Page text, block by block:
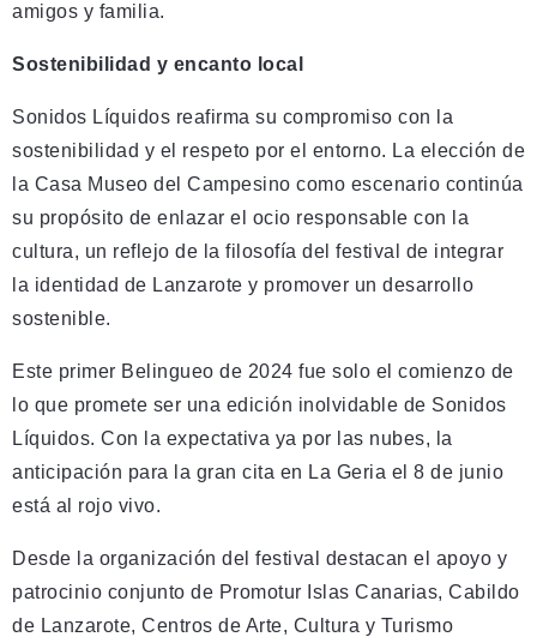
amigos y familia.
Sostenibilidad y encanto local
Sonidos Líquidos reafirma su compromiso con la
sostenibilidad y el respeto por el entorno. La elección de
la Casa Museo del Campesino como escenario continúa
su propósito de enlazar el ocio responsable con la
cultura, un reflejo de la filosofía del festival de integrar
la identidad de Lanzarote y promover un desarrollo
sostenible.
Este primer Belingueo de 2024 fue solo el comienzo de
lo que promete ser una edición inolvidable de Sonidos
Líquidos. Con la expectativa ya por las nubes, la
anticipación para la gran cita en La Geria el 8 de junio
está al rojo vivo.
Desde la organización del festival destacan el apoyo y
patrocinio conjunto de Promotur Islas Canarias, Cabildo
de Lanzarote, Centros de Arte, Cultura y Turismo